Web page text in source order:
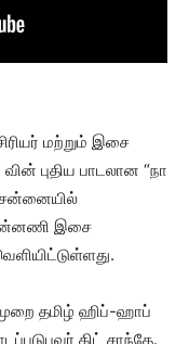
மற்றும் இசை
புதிய பாடலான “நா
இசை
தமிழ் ஹிப்-ஹாப்
கிட் சாந்தே.